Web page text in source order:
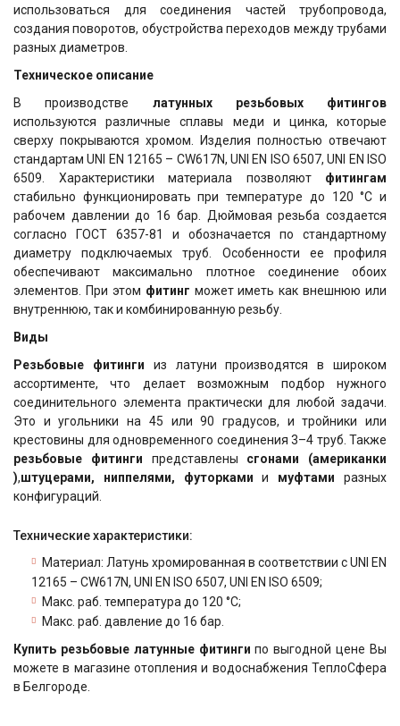
использоваться для соединения частей трубопровода,
создания поворотов, обустройства переходов между трубами
разных диаметров.
Техническое описание
В производстве латунных резьбовых фитингов
используются различные сплавы меди и цинка, которые
сверху покрываются хромом. Изделия полностью отвечают
стандартам UNI EN 12165 – CW617N, UNI EN ISO 6507, UNI EN ISO
6509. Характеристики материала позволяют фитингам
стабильно функционировать при температуре до 120 °С и
рабочем давлении до 16 бар. Дюймовая резьба создается
согласно ГОСТ 6357-81 и обозначается по стандартному
диаметру подключаемых труб. Особенности ее профиля
обеспечивают максимально плотное соединение обоих
элементов. При этом фитинг может иметь как внешнюю или
внутреннюю, так и комбинированную резьбу.
Виды
Резьбовые фитинги из латуни производятся в широком
ассортименте, что делает возможным подбор нужного
соединительного элемента практически для любой задачи.
Это и угольники на 45 или 90 градусов, и тройники или
крестовины для одновременного соединения 3–4 труб. Также
резьбовые фитинги представлены сгонами (американки
),штуцерами, ниппелями, футоркамии муфтами разных
конфигураций.
Технические характеристики:
Материал: Латунь хромированная в соответствии с UNI EN
12165 – CW617N, UNI EN ISO 6507, UNI EN ISO 6509;
Макс. раб. температура до 120 °С;
Макс. раб. давление до 16 бар.
Купить резьбовые латунные фитингипо выгодной цене Вы
можете в магазине отопления и водоснабжения ТеплоСфера
в Белгороде.